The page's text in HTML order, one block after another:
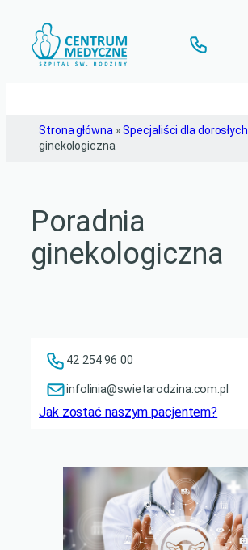
treści
Strona główna »Specjaliści dla dorosłych
ginekologiczna
Poradnia
ginekologiczna
42 254 96 00
infolinia@swietarodzina.com.pl
Jak zostać naszym pacjentem?